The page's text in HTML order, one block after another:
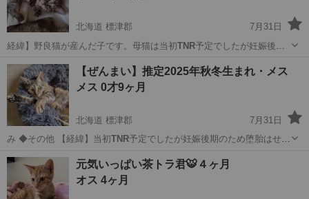
北海道 標津郡
7月31日
経緯】野良猫が産んだ子です。母猫は当初TNR予定でしたが妊娠後期
北海道 標津郡 性格
【ぜんまい】推定2025年秋冬生まれ・メス
メス 0才9ヶ月
北海道 標津郡
7月31日
み ◆その他 【経緯】当初TNR予定でしたが妊娠後期のため堕胎はせず
北海道 標津郡 ワクチン
元気いっぱい茶トラ君🐯４ヶ月
オス 4ヶ月